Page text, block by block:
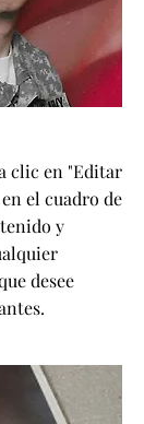
clic en "Editar
el cuadro de
y
desee